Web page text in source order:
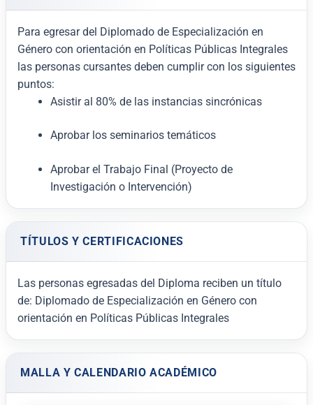
Para egresar del Diplomado de Especialización en
Género con orientación en Políticas Públicas Integrales
las personas cursantes deben cumplir con los siguientes
puntos:
Asistir al 80% de las instancias sincrónicas
Aprobar los seminarios temáticos
Aprobar el Trabajo Final (Proyecto de
Investigación o Intervención)
TÍTULOS Y CERTIFICACIONES
Las personas egresadas del Diploma reciben un título
de: Diplomado de Especialización en Género con
orientación en Políticas Públicas Integrales
MALLA Y CALENDARIO ACADÉMICO